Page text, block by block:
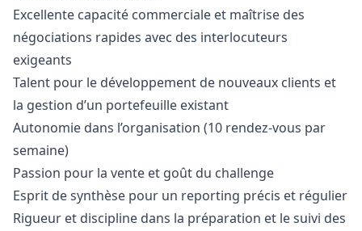
Excellente capacité commerciale et maîtrise des
négociations rapides avec des interlocuteurs
exigeants
Talent pour le développement de nouveaux clients et
la gestion d’un portefeuille existant
Autonomie dans l’organisation (10 rendez-vous par
semaine)
Passion pour la vente et goût du challenge
Esprit de synthèse pour un reporting précis et régulier
Rigueur et discipline dans la préparation et le suivi des